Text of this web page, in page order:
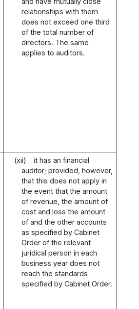
relationships with them
does not exceed one third
of the total number of
directors. The same
applies to auditors.
(xii)
it has an financial
auditor; provided, however,
that this does not apply in
the event that the amount
of revenue, the amount of
cost and loss the amount
of and the other accounts
as specified by Cabinet
Order of the relevant
juridical person in each
business year does not
reach the standards
specified by Cabinet Order.